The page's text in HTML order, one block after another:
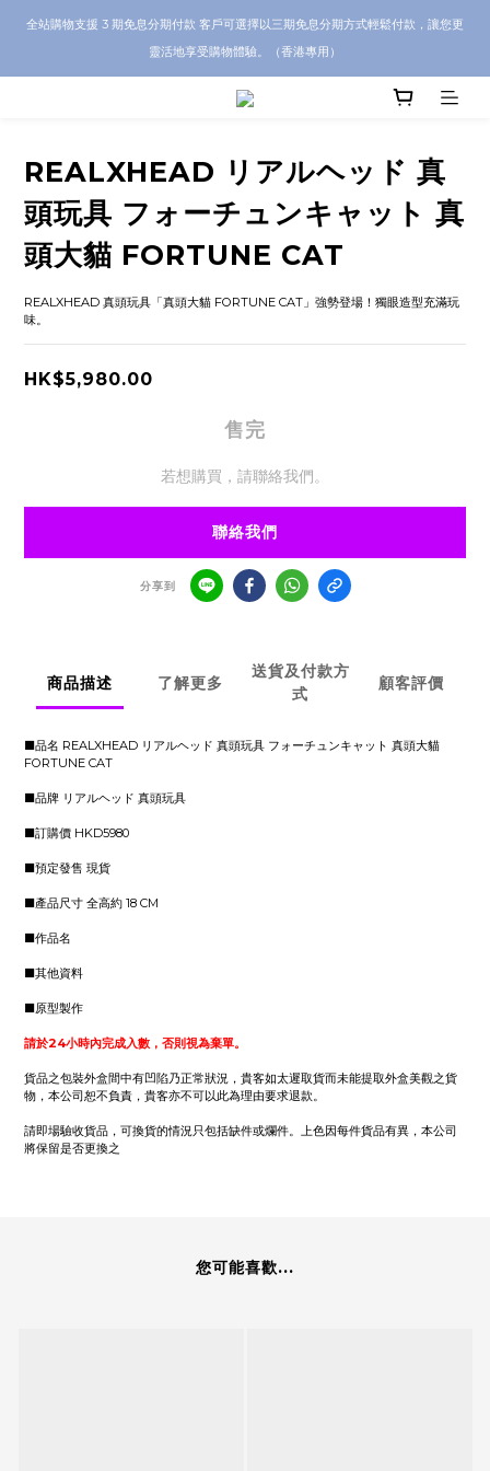
CRA5Y SHOP 全店 100% 正品保證｜支持香港本地 + 海外寄送｜💬 有任何問題？歡
迎 WhatsApp 聯絡我們查詢代購服務
全站購物支援 3 期免息分期付款 客戶可選擇以三期免息分期方式輕鬆付款，讓您更
靈活地享受購物體驗。（香港專用）
CRA5Y SHOP 全店 100% 正品保證｜支持香港本地 + 海外寄送｜💬 有任何問題？歡
REALXHEAD リアルヘッド 真
頭玩具 フォーチュンキャット 真
頭大貓 FORTUNE CAT
REALXHEAD 真頭玩具「真頭大貓 FORTUNE CAT」強勢登場！獨眼造型充滿玩
味。
HK$5,980.00
售完
若想購買，請聯絡我們。
聯絡我們
分享到
商品描述 了解更多
送貨及付款方
式
顧客評價
■品名 REALXHEAD リアルヘッド 真頭玩具 フォーチュンキャット 真頭大貓
FORTUNE CAT
■品牌 リアルヘッド 真頭玩具
■訂購價 HKD5980
■預定發售 現貨
■產品尺寸 全高約 18 CM
■作品名
■其他資料
■原型製作
請於24小時內完成入數，否則視為棄單。
貨品之包裝外盒間中有凹陷乃正常狀況，貴客如太遲取貨而未能提取外盒美觀之貨
物，本公司恕不負責，貴客亦不可以此為理由要求退款。
請即場驗收貨品，可換貨的情況只包括缺件或爛件。上色因每件貨品有異，本公司
將保留是否更換之
您可能喜歡...